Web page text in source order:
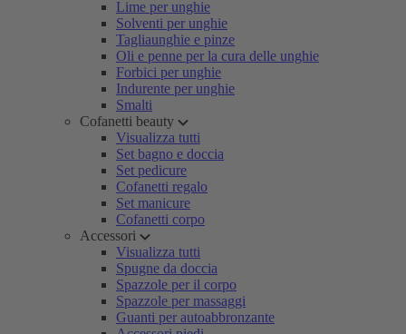
Lime per unghie
Solventi per unghie
Tagliaunghie e pinze
Oli e penne per la cura delle unghie
Forbici per unghie
Indurente per unghie
Smalti
Cofanetti beauty
Visualizza tutti
Set bagno e doccia
Set pedicure
Cofanetti regalo
Set manicure
Cofanetti corpo
Accessori
Visualizza tutti
Spugne da doccia
Spazzole per il corpo
Spazzole per massaggi
Guanti per autoabbronzante